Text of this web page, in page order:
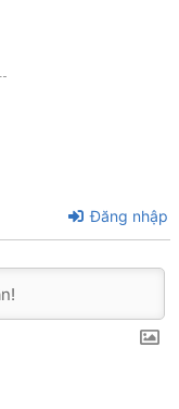
Đăng nhập